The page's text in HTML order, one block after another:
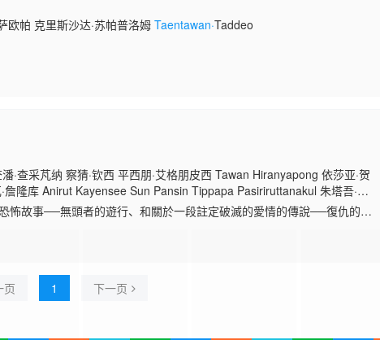
欧帕 克里斯沙达·苏帕普洛姆Taentawan·Taddeo
·查采芃纳 察猜·钦西 平西朋·艾格朋皮西 Tawan Hiranyapong 依莎亚·贺
隆库 Anirut Kayensee Sun Pansin Tippapa Pasiriruttanakul 朱塔吾·帕
阿瓦·拉塔纳平
Naruemon Sittiwang Wichulada
怖故事──無頭者的遊行、和關於一段註定破滅的愛情的傳說──復仇的時
因為她和自己暗戀的好友阿德必須競爭同一筆獎學金。阿德為了安
页 1 下一页